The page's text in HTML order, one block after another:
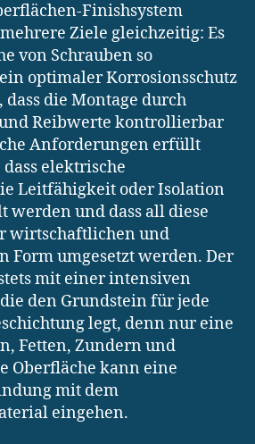
Finishsystem
Ziele gleichzeitig: Es
von Schrauben so
optimaler Korrosionsschutz
die Montage durch
Reibwerte kontrollierbar
Anforderungen erfüllt
elektrische
Leitfähigkeit oder Isolation
werden und dass all diese
wirtschaftlichen und
Form umgesetzt werden. Der
mit einer intensiven
den Grundstein für jede
legt, denn nur eine
Fetten, Zundern und
Oberfläche kann eine
mit dem
eingehen.